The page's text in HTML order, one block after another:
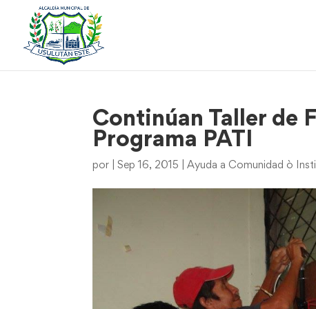
Continúan Taller de
Programa PATI
por |Sep 16, 2015 |Ayuda a Comunidad ò